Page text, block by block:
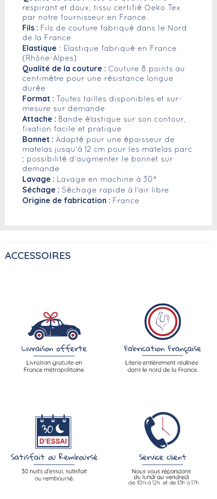
respirant et doux, tissu certifié Oeko Tex
par notre fournisseur en France
Fils : Fils de couture fabriqué dans le Nord
de la France
Elastique : Elastique fabriqué en France
(Rhône-Alpes)
Qualité de la couture : Couture 8 points au
centimètre pour une résistance longue
durée
Format :
Toutes tailles disponibles et sur-
mesure sur demande
Attache : Bande élastique sur son contour,
fixation facile et pratique
Bonnet : Adapté pour une épaisseur de
matelas jusqu'à 12 cm pour les matelas parc
; possibilité d'augmenter le bonnet sur
demande
Lavage : Lavage en machine à 30°
Séchage : Séchage rapide à l'air libre
Origine de fabrication : France
ACCESSOIRES